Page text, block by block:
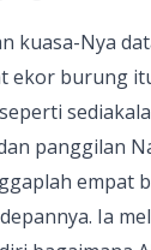
kuasa-Nya
ekor burung
panggilan
empat
Ia